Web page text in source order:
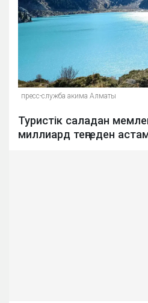
пресс-служба акима Алматы
Туристік саладан
миллиард теңгеден